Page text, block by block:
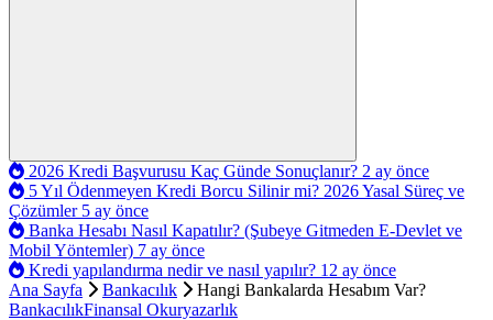
2026 Kredi Başvurusu Kaç Günde Sonuçlanır? 2 ay önce
5 Yıl Ödenmeyen Kredi Borcu Silinir mi? 2026 Yasal Süreç ve
Çözümler 5 ay önce
Banka Hesabı Nasıl Kapatılır? (Şubeye Gitmeden E-Devlet ve
Mobil Yöntemler) 7 ay önce
Kredi yapılandırma nedir ve nasıl yapılır? 12 ay önce
Ana Sayfa
Bankacılık
Hangi Bankalarda Hesabım Var?
BankacılıkFinansal Okuryazarlık